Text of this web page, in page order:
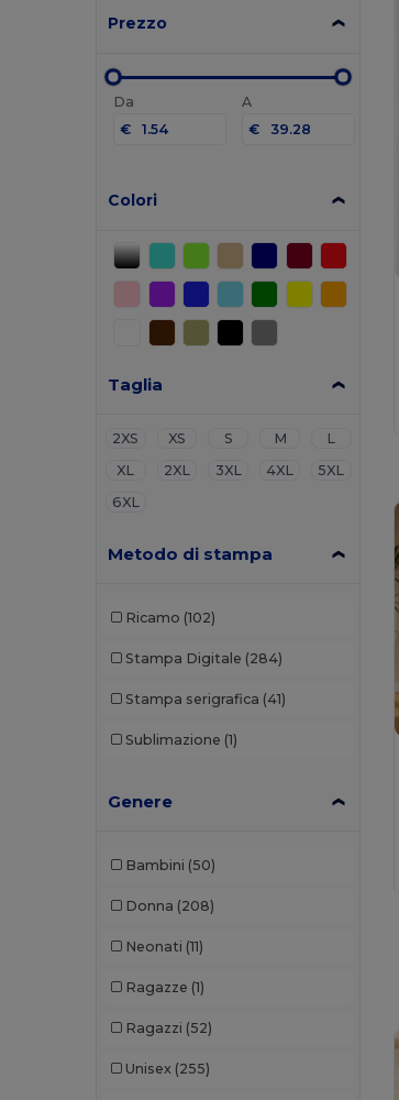
Prezzo
Da
€
A
€
Colori
Taglia
2XS XS S M
L
XL
2XL 3XL 4XL
5XL
6XL
Metodo di stampa
Ricamo (102)
Stampa Digitale (284)
Stampa serigrafica (41)
Sublimazione (1)
Genere
Bambini (50)
Donna (208)
Neonati (11)
Ragazze (1)
Ragazzi (52)
Unisex (255)